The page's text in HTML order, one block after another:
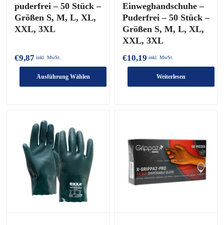
puderfrei – 50 Stück –
Größen S, M, L, XL,
XXL, 3XL
€9,87 inkl. MwSt.
Ausführung Wählen
mehrere
Varianten.
Die
Optionen
können
Produktseite
Einweghandschuhe –
Puderfrei – 50 Stück –
Größen S, M, L, XL,
XXL, 3XL
€10,19 inkl. MwSt.
Weiterlesen